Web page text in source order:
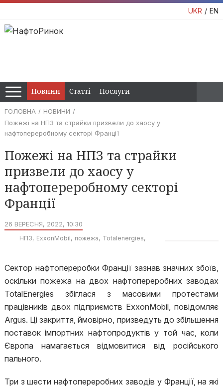
UKR EN
Новини Статті Послуги
ГОЛОВНА
НОВИНИ
Пожежі на НПЗ та страйки призвели до хаосу у
нафтопереробному секторі Франції
Пожежі на НПЗ та страйки
призвели до хаосу у
нафтопереробному секторі
Франції
26 ВЕРЕСНЯ, 2022, 10:30
НПЗ ExxonMobil пожежа
Totalenergies
Сектор нафтопереробки Франції зазнав значних збоїв,
оскільки пожежа на двох нафтопереробних заводах
TotalEnergies збіглася з масовими протестами
працівників двох підприємств ExxonMobil, повідомляє
Argus. Ці закриття, ймовірно, призведуть до збільшення
поставок імпортних нафтопродуктів у той час, коли
Європа намагається відмовитися від російського
пального.
Три з шести нафтопереробних заводів у Франції, на які